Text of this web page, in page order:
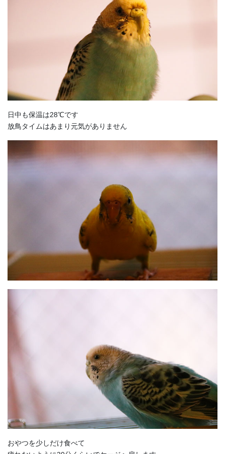
日中も保温は28℃です
放鳥タイムはあまり元気がありません
おやつを少しだけ食べて